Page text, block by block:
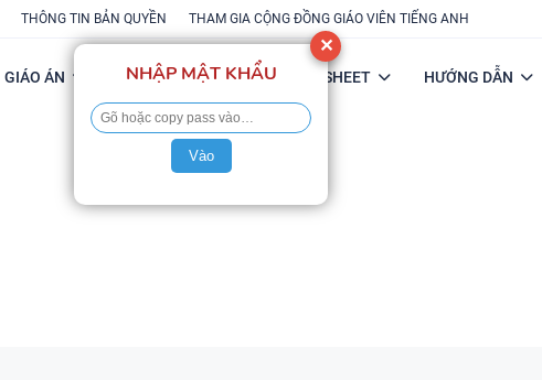
THÔNG TIN BẢN QUYỀN THAM GIA CỘNG ĐỒNG GIÁO VIÊN TIẾNG ANH
GIÁO ÁN POWERPOINT FLASH-SHEET HƯỚNG DẪN
✕
NHẬP MẬT KHẨU
Vào